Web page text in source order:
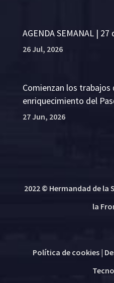
AGENDA SEMANAL |
26 Jul, 2026
Comienzan los
enriquecimiento del
27 Jun, 2026
2022 © Hermandad de la
la
Política de cookies|